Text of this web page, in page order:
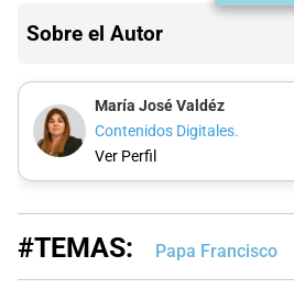
Sobre el Autor
María José Valdéz
Contenidos Digitales.
Ver Perfil
#TEMAS: Papa Francisco